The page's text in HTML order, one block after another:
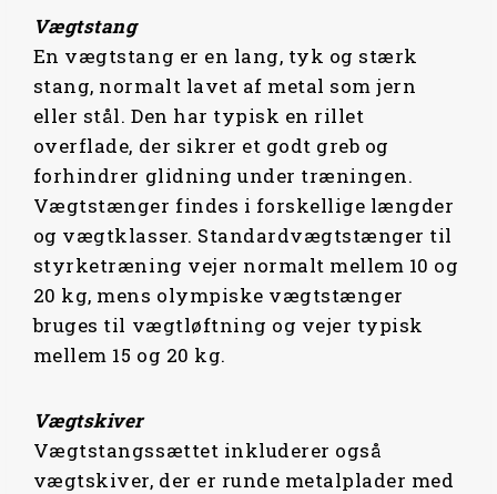
0
,
0
0
K
R
.
.
0
K
R
.
.
K
R
.
.
.
.
Vægtstang
En vægtstang er en lang, tyk og stærk
stang, normalt lavet af metal som jern
eller stål. Den har typisk en rillet
overflade, der sikrer et godt greb og
forhindrer glidning under træningen.
Vægtstænger findes i forskellige længder
og vægtklasser. Standardvægtstænger til
styrketræning vejer normalt mellem 10 og
20 kg, mens olympiske vægtstænger
bruges til vægtløftning og vejer typisk
mellem 15 og 20 kg.
Vægtskiver
Vægtstangssættet inkluderer også
vægtskiver, der er runde metalplader med